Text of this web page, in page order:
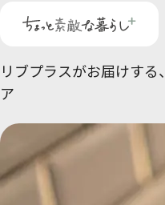
リブプラスがお届けする、
ア